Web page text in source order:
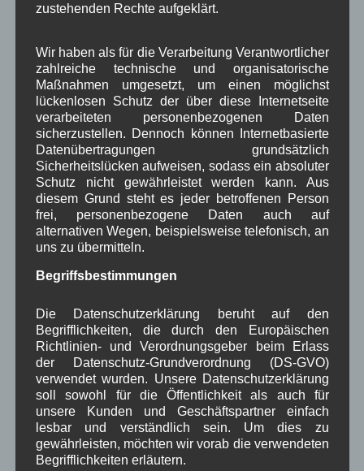
Josef Otler, Verein fürr GeschichtebeiÜber uns
Gerd ErfertbeiÜber uns
Beitragsarchiv
August 2026(3)
Juli 2026(9)
Juni 2026(4)
Mai 2026
(11)
April 2026 (8)
Februar 2026(6)
Dezember 2025(14)
November 2025(5)
Oktober 2025(8)
September 2025(5)
August 2025(2)
Juli 2025(9)
Juni 2025(7)
Mai 2025 (3)
April 2025(8)
März 2025(5)
zustehenden Rechte aufgeklärt.
Wir haben als für die Verarbeitung Verantwortlicher
zahlreiche technische und organisatorische
Maßnahmen umgesetzt, um einen möglichst
lückenlosen Schutz der über diese Internetseite
verarbeiteten personenbezogenen Daten
sicherzustellen. Dennoch können Internetbasierte
Datenübertragungen grundsätzlich
Sicherheitslücken aufweisen, sodass ein absoluter
Schutz nicht gewährleistet werden kann. Aus
diesem Grund steht es jeder betroffenen Person
frei, personenbezogene Daten auch auf
alternativen Wegen, beispielsweise telefonisch, an
uns zu übermitteln.
Begriffsbestimmungen
Die Datenschutzerklärung beruht auf den
Begrifflichkeiten, die durch den Europäischen
Richtlinien- und Verordnungsgeber beim Erlass
der Datenschutz-Grundverordnung (DS-GVO)
verwendet wurden. Unsere Datenschutzerklärung
soll sowohl für die Öffentlichkeit als auch für
unsere Kunden und Geschäftspartner einfach
lesbar und verständlich sein. Um dies zu
gewährleisten, möchten wir vorab die verwendeten
Begrifflichkeiten erläutern.